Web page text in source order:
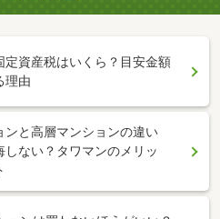
定資産税はいくら？目安金額
理由
ンと高層マンションの違い
しない？タワマンのメリッ